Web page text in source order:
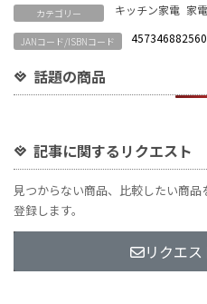
カテゴリー キッチン家電 家電
JANコード/ISBNコード
話題の商品
記事に関するリクエスト
見つからない商品、比較したい商
登録します。
リクエ